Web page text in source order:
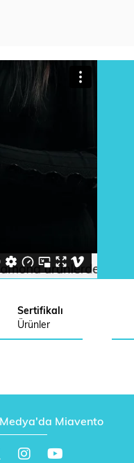
Sertifikalı
Ürünler
Miavento